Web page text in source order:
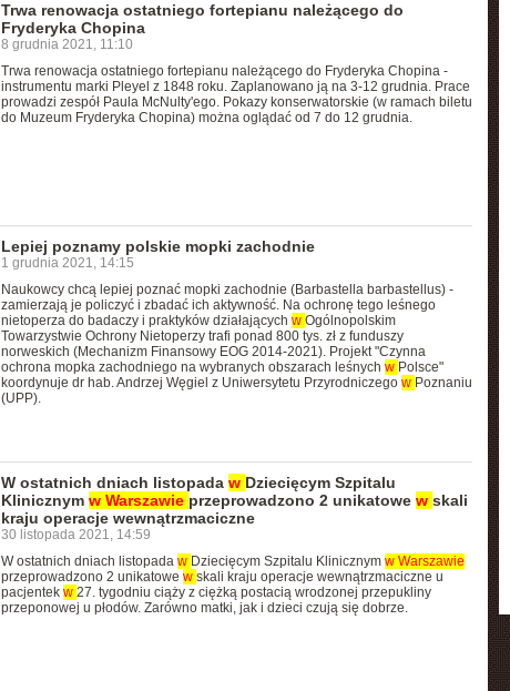
Trwa renowacja ostatniego fortepianu należącego do
Fryderyka Chopina
8 grudnia 2021, 11:10
Trwa renowacja ostatniego fortepianu należącego do Fryderyka Chopina -
instrumentu marki Pleyel z 1848 roku. Zaplanowano ją na 3-12 grudnia. Prace
prowadzi zespół Paula McNulty'ego. Pokazy konserwatorskie (w ramach biletu
do Muzeum Fryderyka Chopina) można oglądać od 7 do 12 grudnia.
Lepiej poznamy polskie mopki zachodnie
1 grudnia 2021, 14:15
Naukowcy chcą lepiej poznać mopki zachodnie (Barbastella barbastellus) -
zamierzają je policzyć i zbadać ich aktywność. Na ochronę tego leśnego
nietoperza do badaczy i praktyków działających w Ogólnopolskim
Towarzystwie Ochrony Nietoperzy trafi ponad 800 tys. zł z funduszy
norweskich (Mechanizm Finansowy EOG 2014-2021). Projekt "Czynna
ochrona mopka zachodniego na wybranych obszarach leśnych w Polsce"
koordynuje dr hab. Andrzej Węgiel z Uniwersytetu Przyrodniczego w Poznaniu
(UPP).
W ostatnich dniach listopada w Dziecięcym Szpitalu
Klinicznym w Warszawie przeprowadzono 2 unikatowe w skali
kraju operacje wewnątrzmaciczne
30 listopada 2021, 14:59
W ostatnich dniach listopada w Dziecięcym Szpitalu Klinicznym w Warszawie
przeprowadzono 2 unikatowe w skali kraju operacje wewnątrzmaciczne u
pacjentek w 27. tygodniu ciąży z ciężką postacią wrodzonej przepukliny
przeponowej u płodów. Zarówno matki, jak i dzieci czują się dobrze.